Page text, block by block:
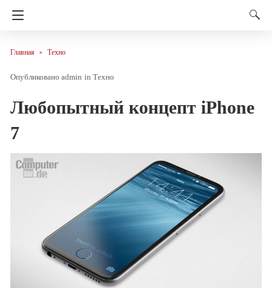
Главная Техно
admin in Техно
Любопытный концепт iPhone
7